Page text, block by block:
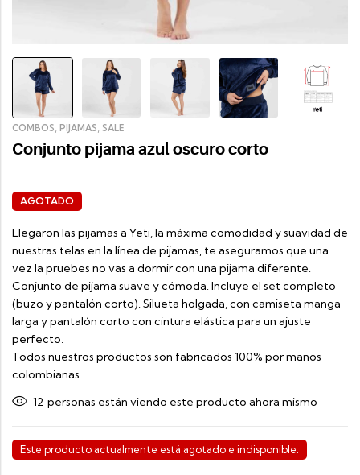
COMBOS, PIJAMAS, SALE
Conjunto pijama azul oscuro corto
AGOTADO
Llegaron las pijamas a Yeti, la máxima comodidad y suavidad de
nuestras telas en la línea de pijamas, te aseguramos que una
vez la pruebes no vas a dormir con una pijama diferente.
Conjunto de pijama suave y cómoda. Incluye el set completo
(buzo y pantalón corto). Silueta holgada, con camiseta manga
larga y pantalón corto con cintura elástica para un ajuste
perfecto.
Todos nuestros productos son fabricados 100% por manos
colombianas.
12 personas están viendo este producto ahora mismo
Este producto actualmente está agotado e indisponible.